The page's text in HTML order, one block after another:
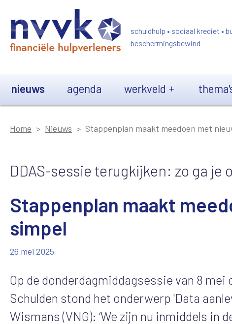
schuldhulp • sociaal krediet •
beschermingsbewind
nieuws agenda werkveld
Home Nieuws Stappenplan maakt meedoen met
DDAS-sessie terugkijken: zo ga je
Stappenplan maakt
simpel
26 mei 2025
Op de donderdagmiddagsessie van 8
Schulden stond het onderwerp 'Data
Wismans (VNG): ‘We zijn nu inmiddels in